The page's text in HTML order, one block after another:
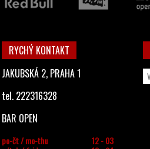
RYCHÝ KONTAKT
JAKUBSKÁ 2, PRAHA 1
tel. 222316328
BAR OPEN
po-čt / mo-thu
12 - 03